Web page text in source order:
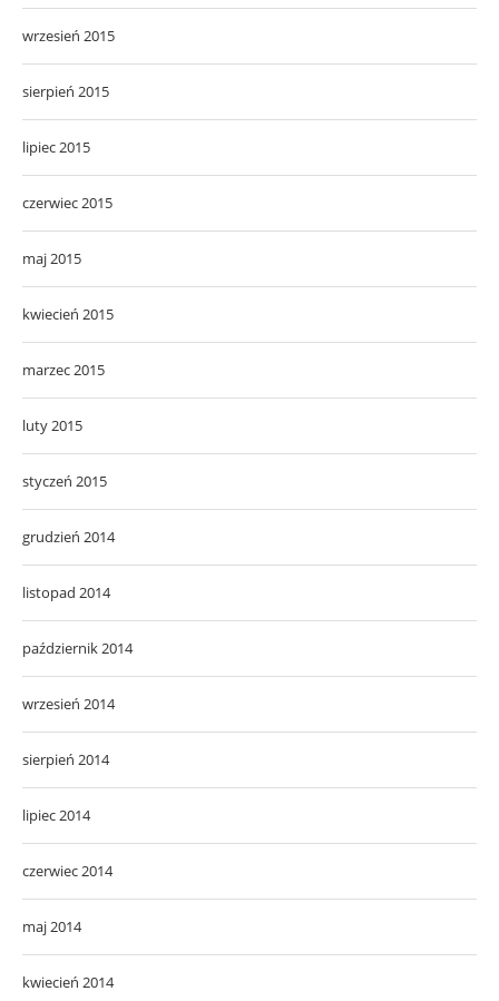
wrzesień 2015
sierpień 2015
lipiec 2015
czerwiec 2015
maj 2015
kwiecień 2015
marzec 2015
luty 2015
styczeń 2015
grudzień 2014
listopad 2014
październik 2014
wrzesień 2014
sierpień 2014
lipiec 2014
czerwiec 2014
maj 2014
kwiecień 2014